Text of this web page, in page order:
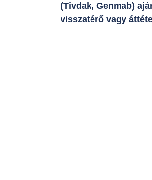
(Tivdak, Genmab)
visszatérő vagy